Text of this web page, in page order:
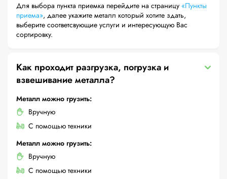
Для выбора пункта приемка перейдите на страницу «Пункты
приема», далее укажите металл который хотите здать,
выберите соответсвующие услуги и интересующую Вас
сортировку.
Как проходит разгрузка, погрузка и
взвешивание металла?
Металл можно грузить:
Вручную
С помощью техники
Металл можно грузить:
Вручную
С помощью техники